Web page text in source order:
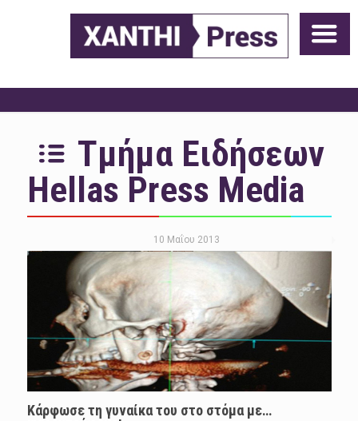
Τμήμα Ειδήσεων
Hellas Press Media
10 Μαΐου 2013
Κάρφωσε τη γυναίκα του στο στόμα με…